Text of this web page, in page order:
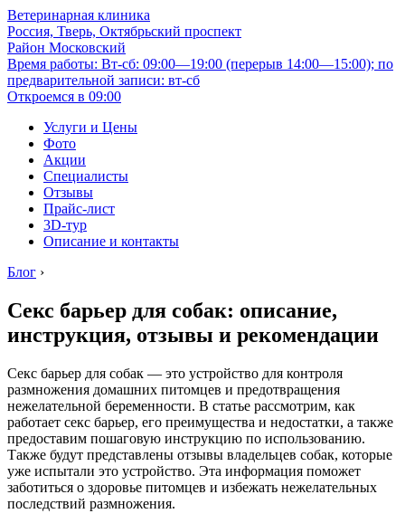
Ветеринарная клиника
Россия, Тверь, Октябрьский проспект
Район Московский
Время работы: Вт-сб: 09:00—19:00 (перерыв 14:00—15:00); по
предварительной записи: вт-сб
Откроемся в 09:00
Услуги и Цены
Фото
Акции
Специалисты
Отзывы
Прайс-лист
3D-тур
Описание и контакты
Блог ›
Секс барьер для собак: описание,
инструкция, отзывы и рекомендации
Секс барьер для собак — это устройство для контроля
размножения домашних питомцев и предотвращения
нежелательной беременности. В статье рассмотрим, как
работает секс барьер, его преимущества и недостатки, а также
предоставим пошаговую инструкцию по использованию.
Также будут представлены отзывы владельцев собак, которые
уже испытали это устройство. Эта информация поможет
заботиться о здоровье питомцев и избежать нежелательных
последствий размножения.